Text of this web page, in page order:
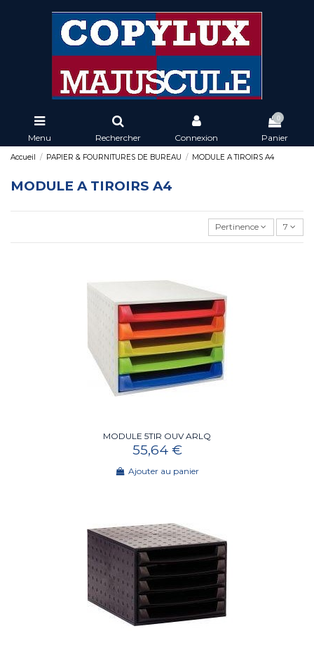
Menu Rechercher Connexion
0
Panier
Accueil PAPIER & FOURNITURES DE BUREAU MODULE A TIROIRS A4
MODULE A TIROIRS A4
Pertinence 7
MODULE 5TIR OUV ARLQ
55,64 €
Ajouter au panier